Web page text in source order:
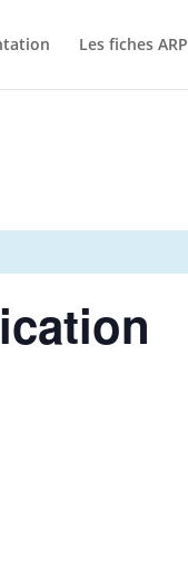
Les fiches ARP